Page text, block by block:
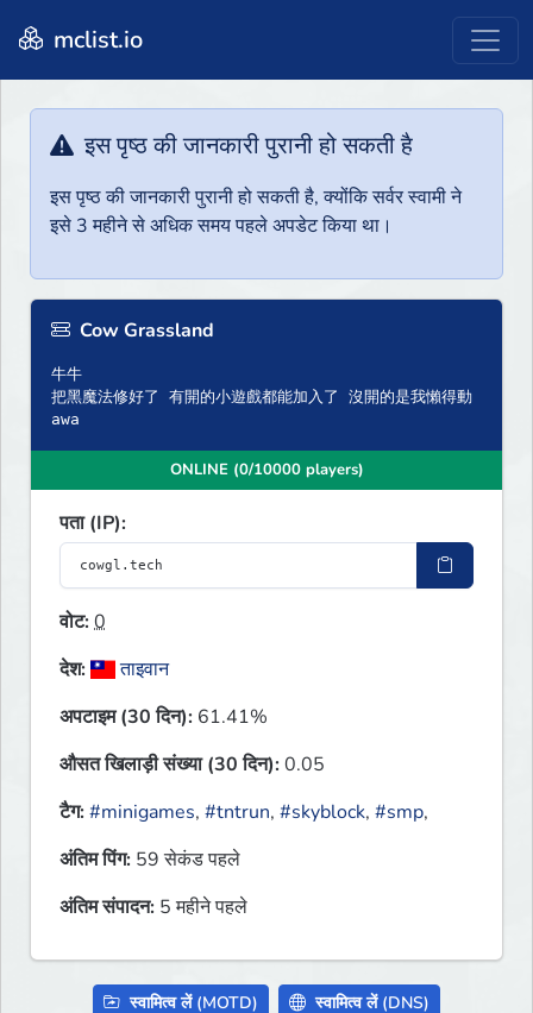
mclist.io
इस पृष्ठ की जानकारी पुरानी हो सकती है
इस पृष्ठ की जानकारी पुरानी हो सकती है, क्योंकि सर्वर स्वामी ने
इसे 3 महीने से अधिक समय पहले अपडेट किया था।
Cow Grassland
牛牛
把黑魔法修好了 有開的小遊戲都能加入了 沒開的是我懶得動
awa
ONLINE (0/10000 players)
पता (IP):
वोट:0
देश:
ताइवान
अपटाइम (30 दिन): 61.41%
औसत खिलाड़ी संख्या (30 दिन):0.05
टैग:#minigames, #tntrun, #skyblock, #smp,
अंतिम पिंग: 59 सेकंड पहले
अंतिम संपादन: 5 महीने पहले
स्वामित्व लें (MOTD) स्वामित्व लें (DNS)